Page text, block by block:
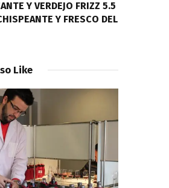
Y VERDEJO FRIZZ 5.5
Y FRESCO DEL
Like